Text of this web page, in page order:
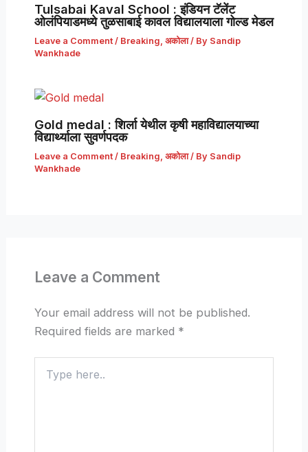
Tulsabai Kaval School : इंडियन टॅलेंट
ओलंपियाडमध्ये तुळसाबाई कावल विद्यालयाला गोल्ड मेडल
Leave a Comment / Breaking अकोला/ By Sandip
Wankhade
Gold medal : शिर्ला येथील कृषी महाविद्यालयाच्या
विद्यार्थ्याला सुवर्णपदक
Leave a Comment / Breaking, अकोला/ By Sandip
Wankhade
Leave a Comment
Your email address will not be published.
Required fields are marked *
here..